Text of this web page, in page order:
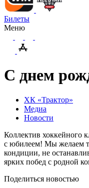
Билеты
Меню
С днем
ХК «Трактор»
Медиа
Новости
Коллектив хоккейного
с юбилеем! Мы желаем
кондиции, не
ярких побед с родной
Поделиться новостью